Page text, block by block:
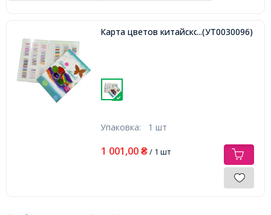
Карта цветов китайского бисера,
...(УТ0030096)
Упаковка: 1 шт
1 001,00 ₴/ 1 шт